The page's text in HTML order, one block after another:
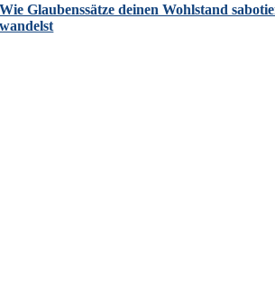
Wie Glaubenssätze deinen Wohlstand
wandelst